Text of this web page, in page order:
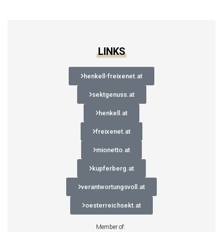
LINKS
henkell-freixenet.at
sektgenuss.at
henkell.at
freixenet.at
mionetto.at
kupferberg.at
verantwortungsvoll.at
oesterreichsekt.at
Member of: